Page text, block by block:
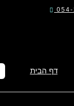
דף הבית